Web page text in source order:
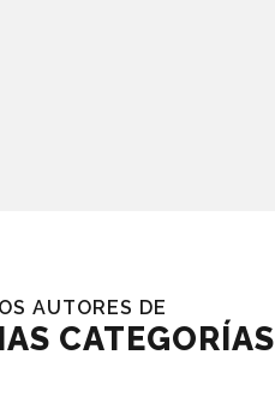
AUTORES DE
CATEGORÍAS